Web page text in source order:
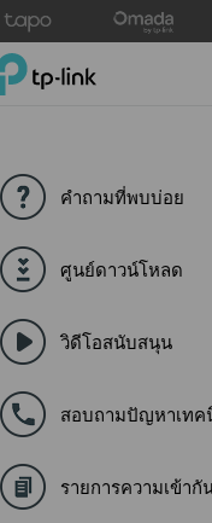
Link, Reliably Smart
คำถามที่พบบ่อย
ศูนย์ดาวน์โหลด
วิดีโอสนับสนุน
สอบถามปัญหาเทค
รายการความเข้ากั